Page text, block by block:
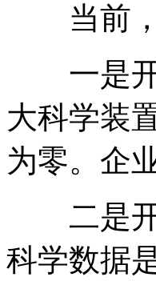
当前
一是
大科学装
为零。企
二是
科学数据